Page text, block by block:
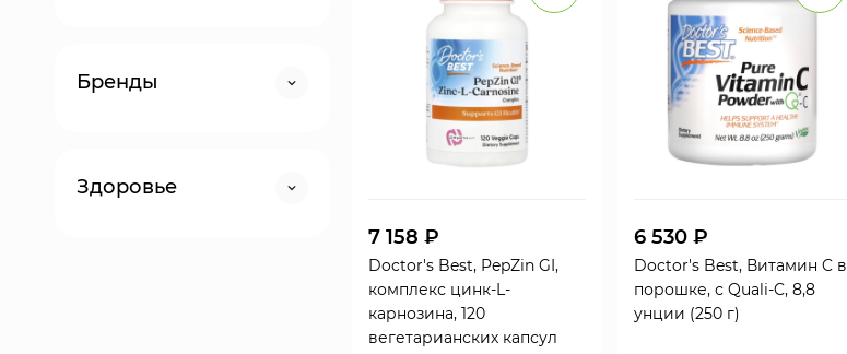
Бренды
Здоровье
7 158 ₽
Doctor's Best, PepZin GI,
комплекс цинк-L-
карнозина, 120
вегетарианских капсул
6 530 ₽
Doctor's Best, Витамин C в
порошке, с Quali-C, 8,8
унции (250 г)